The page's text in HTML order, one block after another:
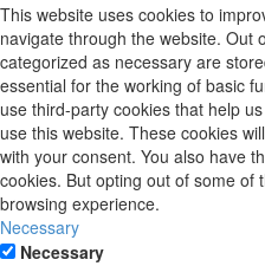
This website uses cookies to
navigate through the website. Out
categorized as necessary are
essential for the working of basic
use third-party cookies that help
use this website. These cookies
with your consent. You also have
cookies. But opting out of some of
browsing experience.
Necessary
Necessary